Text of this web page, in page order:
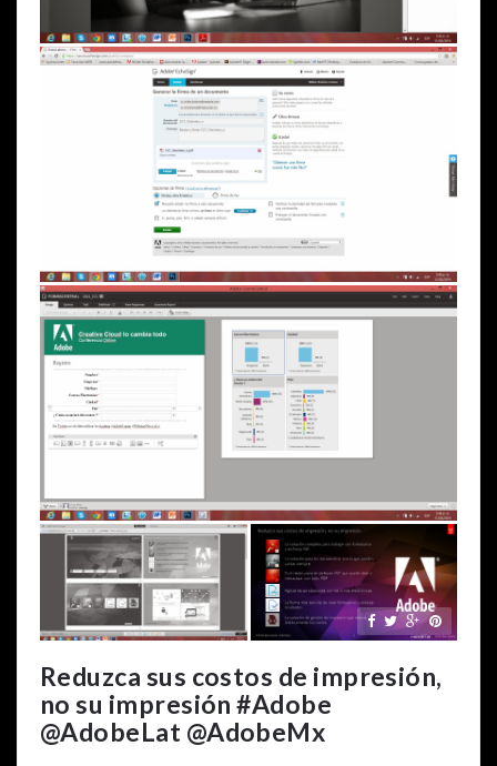
Reduzca sus costos de impresión,
no su impresión #Adobe
@AdobeLat @AdobeMx